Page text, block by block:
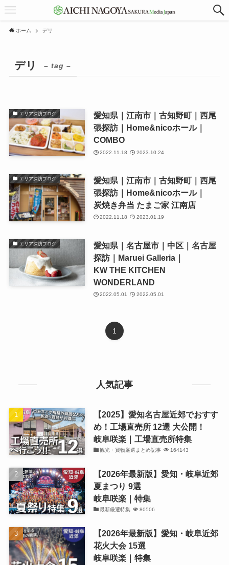
ホーム デリ
デリ – tag –
エリア探訪ブログ
愛知県｜江南市｜古知野町｜西尾
張探訪｜Home&nicoホール｜
COMBO
2022.11.18 2023.10.24
エリア探訪ブログ
愛知県｜江南市｜古知野町｜西尾
張探訪｜Home&nicoホール｜
炭焼き弁当 たまご家 江南店
2022.11.18 2023.01.19
エリア探訪ブログ
愛知県｜名古屋市｜中区｜名古屋
探訪｜Maruei Galleria｜
KW THE KITCHEN
WONDERLAND
2022.05.01 2022.05.01
1
人気記事
【2025】愛知名古屋近郊でおすす
め！工場直売所 12選 大公開！
岐阜咲楽｜工場直売所特集
観光・買物厳選まとめ記事 164143
【2026年最新版】愛知・岐阜近郊
夏まつり 9選
岐阜咲楽｜特集
最新厳選特集 80506
【2026年最新版】愛知・岐阜近郊
花火大会 15選
岐阜咲楽｜特集